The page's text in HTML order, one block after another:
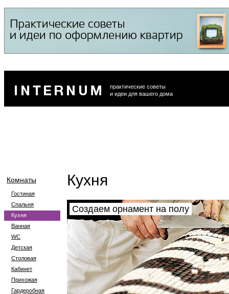
практические советы
и идеи для вашего дома
Комнаты
Гостиная
Спальня
Кухня
Ванная
WC
Детская
Столовая
Кабинет
Прихожая
Гардеробная
Кухня
Создаем орнамент на полу